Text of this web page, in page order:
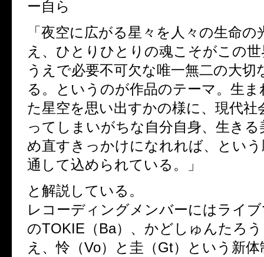
ー自ら
「夜空に広がる星々を人々の生命
え、ひとりひとりの魂こそがこの
うえで必要不可欠な唯一無二の大切
る。というのが作品のテーマ。生
た星空を思い出すかの様に、現代社
ってしまいがちな自分自身、生き
め直すきっかけになれれば、とい
通して込められている。」
と解説している。
レコーディングメンバーにはライ
のTOKIE（Ba）、かどしゅんたろ
え、怜（Vo）と圭（Gt）という新